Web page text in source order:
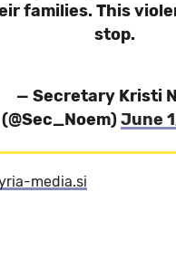
families. This
stop.
— Secretary Kristi
(@Sec_Noem)June
media.si